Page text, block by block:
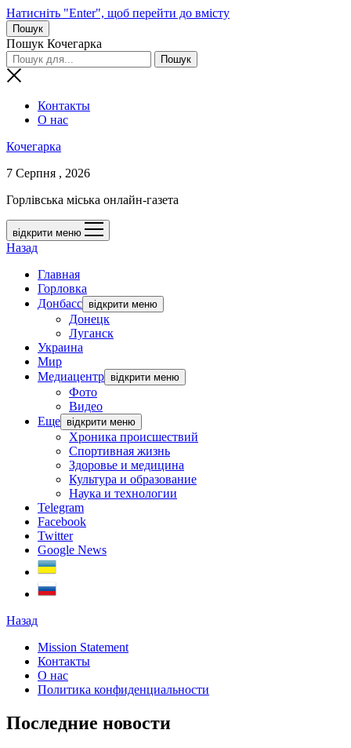
Натисніть "Enter", щоб перейти до вмісту
Пошук
Пошук Кочегарка
Контакты
О нас
Кочегарка
7 Серпня , 2026
Горлівська міська онлайн-газета
відкрити меню
Назад
Главная
Горловка
Донбасс відкрити меню
Донецк
Луганск
Украина
Мир
Медиацентр відкрити меню
Фото
Видео
Еще відкрити меню
Хроника происшествий
Спортивная жизнь
Здоровье и медицина
Культура и образование
Наука и технологии
Telegram
Facebook
Twitter
Google News
Назад
Mission Statement
Контакты
О нас
Политика конфиденциальности
Последние новости